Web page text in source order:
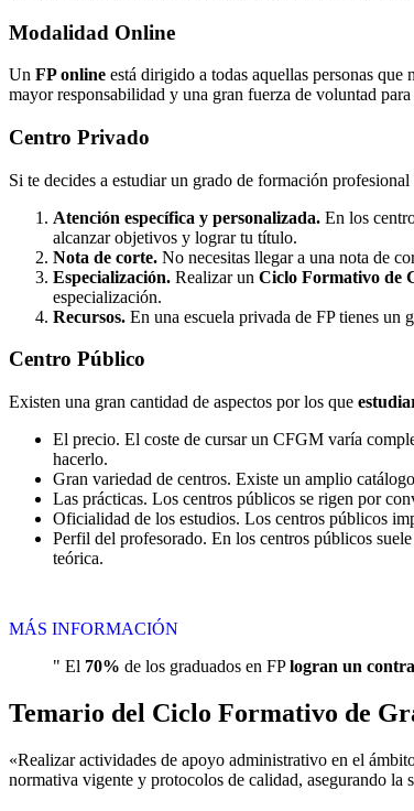
Modalidad Online
Un FP online está dirigido a todas aquellas personas
mayor responsabilidad y una gran fuerza de voluntad
Centro Privado
Si te decides a estudiar un grado de formación
Atención específica y personalizada. En los
alcanzar objetivos y lograr tu título.
Nota de corte. No necesitas llegar a una nota de
Especialización. Realizar un Ciclo Formativo de
especialización.
Recursos. En una escuela privada de FP tienes un
Centro Público
Existen una gran cantidad de aspectos por los que
El precio. El coste de cursar un CFGM varía
hacerlo.
Gran variedad de centros. Existe un amplio
Las prácticas. Los centros públicos se rigen por
Oficialidad de los estudios. Los centros públicos
Perfil del profesorado. En los centros públicos
teórica.
MÁS INFORMACIÓN
" El 70% de los graduados en FPlogran un
Temario del Ciclo Formativo de
«Realizar actividades de apoyo administrativo en el
normativa vigente y protocolos de calidad, asegurando la